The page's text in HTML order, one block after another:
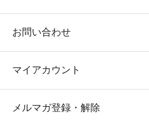
お問い合わせ
マイアカウント
メルマガ登録・解除